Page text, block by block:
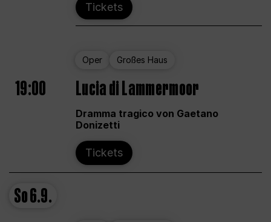
Tickets
Oper Großes Haus
19:00 Lucia di Lammermoor
Dramma tragico von Gaetano
Donizetti
Tickets
So6.9.